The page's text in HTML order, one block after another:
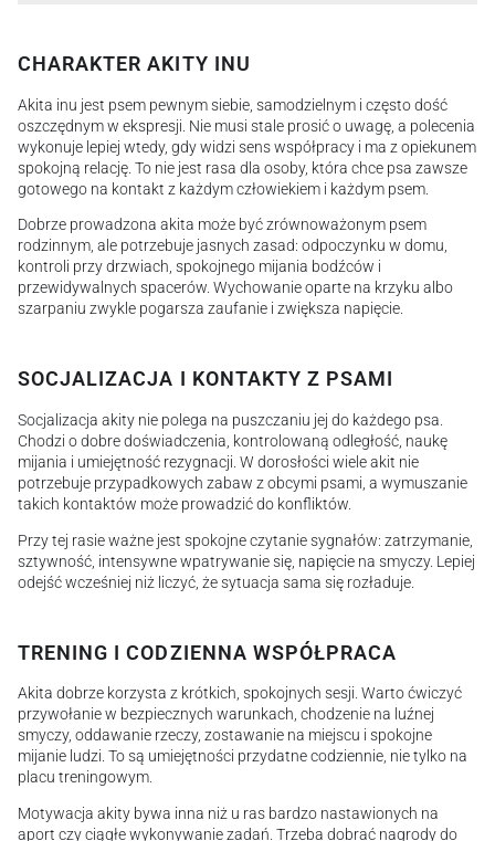
CHARAKTER AKITY INU
Akita inu jest psem pewnym siebie, samodzielnym i często dość
oszczędnym w ekspresji. Nie musi stale prosić o uwagę, a polecenia
wykonuje lepiej wtedy, gdy widzi sens współpracy i ma z opiekunem
spokojną relację. To nie jest rasa dla osoby, która chce psa zawsze
gotowego na kontakt z każdym człowiekiem i każdym psem.
Dobrze prowadzona akita może być zrównoważonym psem
rodzinnym, ale potrzebuje jasnych zasad: odpoczynku w domu,
kontroli przy drzwiach, spokojnego mijania bodźców i
przewidywalnych spacerów. Wychowanie oparte na krzyku albo
szarpaniu zwykle pogarsza zaufanie i zwiększa napięcie.
SOCJALIZACJA I KONTAKTY Z PSAMI
Socjalizacja akity nie polega na puszczaniu jej do każdego psa.
Chodzi o dobre doświadczenia, kontrolowaną odległość, naukę
mijania i umiejętność rezygnacji. W dorosłości wiele akit nie
potrzebuje przypadkowych zabaw z obcymi psami, a wymuszanie
takich kontaktów może prowadzić do konfliktów.
Przy tej rasie ważne jest spokojne czytanie sygnałów: zatrzymanie,
sztywność, intensywne wpatrywanie się, napięcie na smyczy. Lepiej
odejść wcześniej niż liczyć, że sytuacja sama się rozładuje.
TRENING I CODZIENNA WSPÓŁPRACA
Akita dobrze korzysta z krótkich, spokojnych sesji. Warto ćwiczyć
przywołanie w bezpiecznych warunkach, chodzenie na luźnej
smyczy, oddawanie rzeczy, zostawanie na miejscu i spokojne
mijanie ludzi. To są umiejętności przydatne codziennie, nie tylko na
placu treningowym.
Motywacja akity bywa inna niż u ras bardzo nastawionych na
aport czy ciągłe wykonywanie zadań. Trzeba dobrać nagrody do